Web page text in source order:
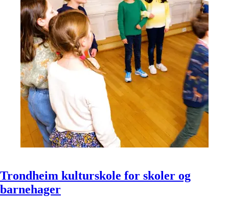
Trondheim kulturskole for skoler og
barnehager